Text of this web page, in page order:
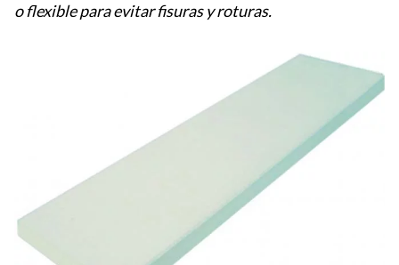
o flexible para evitar fisuras y roturas.